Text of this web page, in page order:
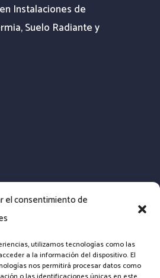
el consentimiento de
utilizamos tecnologías como las
a la información del dispositivo. El
nos permitirá procesar datos como
Instalaciones de
Suelo Radiante y